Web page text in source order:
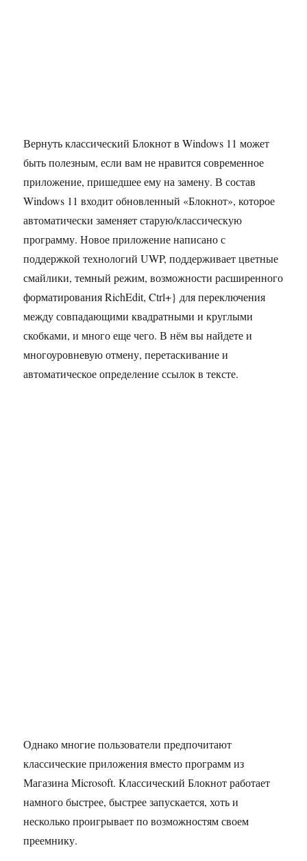
Вернуть классический Блокнот в Windows 11 может
быть полезным, если вам не нравится современное
приложение, пришедшее ему на замену. В состав
Windows 11 входит обновленный «Блокнот», которое
автоматически заменяет старую/классическую
программу. Новое приложение написано с
поддержкой технологий UWP, поддерживает цветные
смайлики, темный режим, возможности расширенного
форматирования RichEdit, Ctrl+} для переключения
между совпадающими квадратными и круглыми
скобками, и много еще чего. В нём вы найдете и
многоуровневую отмену, перетаскивание и
автоматическое определение ссылок в тексте.
Однако многие пользователи предпочитают
классические приложения вместо программ из
Магазина Microsoft. Классический Блокнот работает
намного быстрее, быстрее запускается, хоть и
несколько проигрывает по возможностям своем
преемнику.